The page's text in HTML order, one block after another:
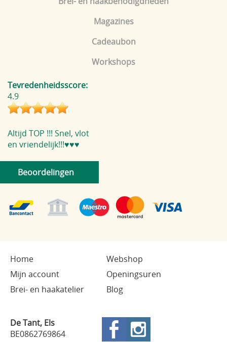
Magazines
Cadeaubon
Workshops
Tevredenheidsscore:
4.9
Altijd TOP !!! Snel, vlot
en vriendelijk!!!♥️♥️♥️
Beoordelingen
Home
Webshop
Mijn account
Openingsuren
Brei- en haakatelier
Blog
De Tant, Els
BE0862769864